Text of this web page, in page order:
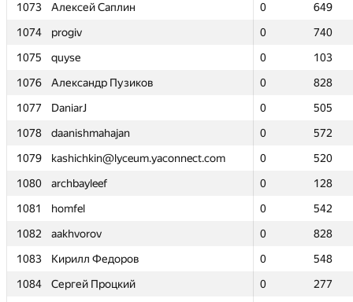
1073
Алексей Саплин 0
649
1074
progiv 0
740
1075
quyse 0
103
1076
Александр Пузиков 0
828
1077
DaniarJ 0
505
1078
daanishmahajan 0
572
1079
kashichkin@lyceum.yaconnect.com 0
520
1080
archbayleef 0
128
1081
homfel 0
542
1082
aakhvorov 0
828
1083
Кирилл Федоров 0
548
1084
Сергей Процкий 0
277
1073
Алексей Саплин 0
649
1074
progiv 0
740
1075
quyse 0
103
1076
Александр Пузиков 0
828
1077
DaniarJ 0
505
1078
daanishmahajan 0
572
1079
kashichkin@lyceum.yaconnect.com 0
520
1080
archbayleef 0
128
1081
homfel 0
542
1082
aakhvorov 0
828
1083
Кирилл Федоров 0
548
1084
Сергей Процкий 0
277